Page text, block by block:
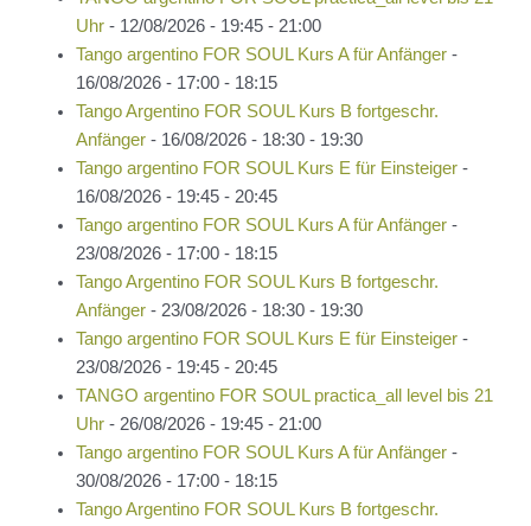
Uhr- 12/08/2026 - 19:45 - 21:00
Tango argentino FOR SOUL Kurs A für Anfänger-
16/08/2026 - 17:00 - 18:15
Tango Argentino FOR SOUL Kurs B fortgeschr.
Anfänger- 16/08/2026 - 18:30 - 19:30
Tango argentino FOR SOUL Kurs E für Einsteiger-
16/08/2026 - 19:45 - 20:45
Tango argentino FOR SOUL Kurs A für Anfänger-
23/08/2026 - 17:00 - 18:15
Tango Argentino FOR SOUL Kurs B fortgeschr.
Anfänger- 23/08/2026 - 18:30 - 19:30
Tango argentino FOR SOUL Kurs E für Einsteiger-
23/08/2026 - 19:45 - 20:45
TANGO argentino FOR SOUL practica_all level bis 21
Uhr- 26/08/2026 - 19:45 - 21:00
Tango argentino FOR SOUL Kurs A für Anfänger-
30/08/2026 - 17:00 - 18:15
Tango Argentino FOR SOUL Kurs B fortgeschr.